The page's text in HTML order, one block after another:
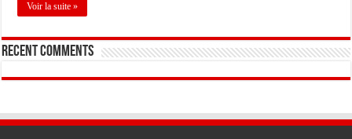
Voir la suite »
Recent Comments